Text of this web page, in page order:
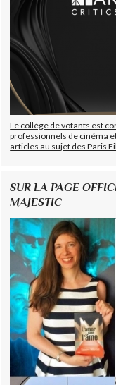
Le collège de votants est
professionnels de cinéma
articles au sujet des Paris
SUR LA PAGE
MAJESTIC